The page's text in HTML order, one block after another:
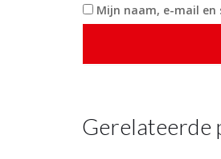
Mijn naam, e-mail en
Gerelateerde